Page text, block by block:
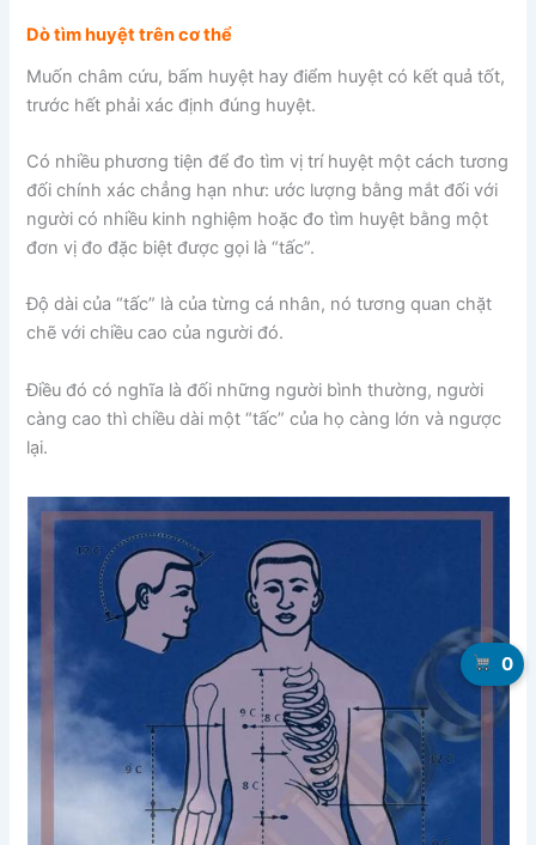
Dò tìm huyệt trên cơ thể
Muốn châm cứu, bấm huyệt hay điểm huyệt có kết quả tốt,
trước hết phải xác định đúng huyệt.
Có nhiều phương tiện để đo tìm vị trí huyệt một cách tương
đối chính xác chẳng hạn như: ước lượng bằng mắt đối với
người có nhiều kinh nghiệm hoặc đo tìm huyệt bằng một
đơn vị đo đặc biệt được gọi là “tấc”.
Độ dài của “tấc” là của từng cá nhân, nó tương quan chặt
chẽ với chiều cao của người đó.
Điều đó có nghĩa là đối những người bình thường, người
càng cao thì chiều dài một “tấc” của họ càng lớn và ngược
lại.
0